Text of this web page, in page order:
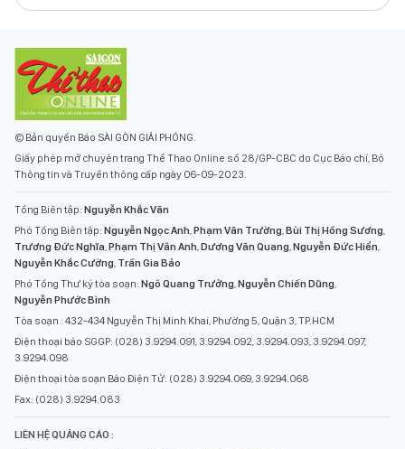
© Bản quyền Báo SÀI GÒN GIẢI PHÓNG.
Giấy phép mở chuyên trang Thể Thao Online số 28/GP-CBC do Cục Báo chí, Bộ
Thông tin và Truyền thông cấp ngày 06-09-2023.
Tổng Biên tập: Nguyễn Khắc Văn
Phó Tổng Biên tập: Nguyễn Ngọc Anh,Phạm Văn Trường,Bùi Thị Hồng Sương,
Trương Đức Nghĩa,Phạm Thị Vân Anh,Dương Văn Quang,Nguyễn Đức Hiển,
Nguyễn Khắc Cường, Trần Gia Bảo
Phó Tổng Thư ký tòa soạn: Ngô Quang Trưởng,Nguyễn Chiến Dũng,
Nguyễn Phước Bình
Tòa soạn : 432-434 Nguyễn Thị Minh Khai, Phường 5, Quận 3, TP.HCM
Điện thoại báo SGGP: (028) 3.9294.091, 3.9294.092, 3.9294.093, 3.9294.097,
3.9294.098
Điện thoại tòa soạn Báo Điện Tử: (028) 3.9294.069, 3.9294.068
Fax: (028) 3.9294.083
LIÊN HỆ QUẢNG CÁO :